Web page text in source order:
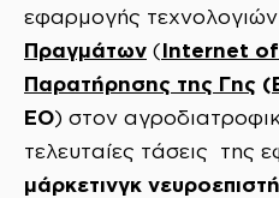
εφαρμογής τεχνολογιών
Πραγμάτων (Internet
Παρατήρησης της Γης (
EO) στον
τελευταίες τάσεις της
μάρκετινγκ